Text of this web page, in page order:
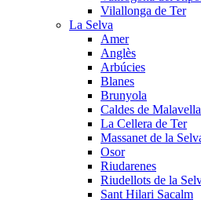
Vilallonga de Ter
La Selva
Amer
Anglès
Arbúcies
Blanes
Brunyola
Caldes de Malavella
La Cellera de Ter
Massanet de la
Osor
Riudarenes
Riudellots de la
Sant Hilari Sacalm